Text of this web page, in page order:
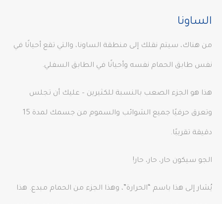
الساونا
من هناك، سيتم نقلك إلى منطقة الساونا، والتي تقع أحيانًا في
نفس طابق الحمام نفسه وأحيانًا في الطابق السفلي.
هذا هو الجزء الصعب بالنسبة للكثيرين – عليك أن تجلس
وتعرق حرفيًا جميع الشوائب والسموم من جسمك لمدة 15
دقيقة تقريبًا.
الجو سيكون حار، حار، حار!
يُشار إلى هذا باسم “الحرارة”، وهذا الجزء من الحمام مبدع. هذا